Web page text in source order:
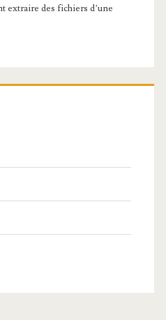
extraire des fichiers d’une